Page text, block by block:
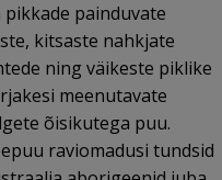
pikkade painduvate
kitsaste nahkjate
ning väikeste piklike
meenutavate
õisikutega puu.
raviomadusi tundsid